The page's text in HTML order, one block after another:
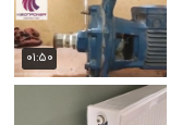
۰۱:۵۰